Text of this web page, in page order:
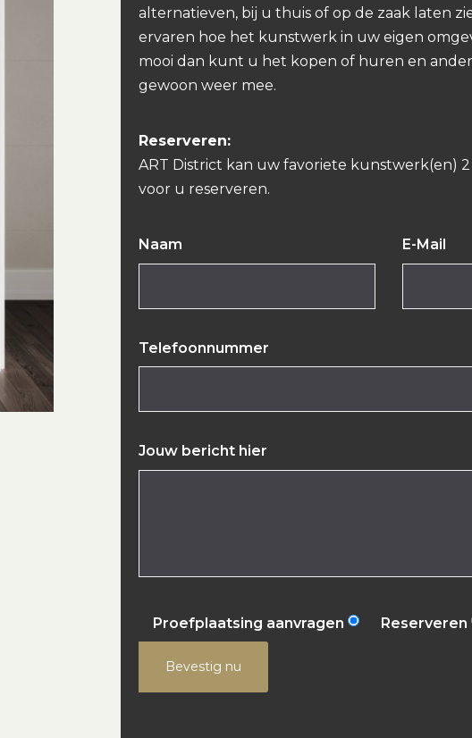
alternatieven, bij u thuis of op de zaak laten
ervaren hoe het kunstwerk in uw eigen
mooi dan kunt u het kopen of huren en
gewoon weer mee.
Reserveren:
ART District kan uw favoriete kunstwerk(en)
voor u reserveren.
Naam E-Mail
Telefoonnummer
Jouw bericht hier
Proefplaatsing aanvragen Reserveren
Bevestig nu